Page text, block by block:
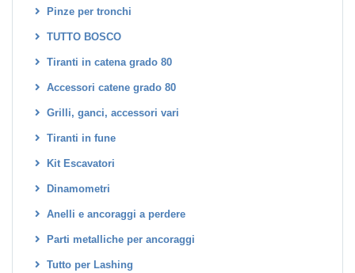
Pinze per tronchi
TUTTO BOSCO
Tiranti in catena grado 80
Accessori catene grado 80
Grilli, ganci, accessori vari
Tiranti in fune
Kit Escavatori
Dinamometri
Anelli e ancoraggi a perdere
Parti metalliche per ancoraggi
Tutto per Lashing